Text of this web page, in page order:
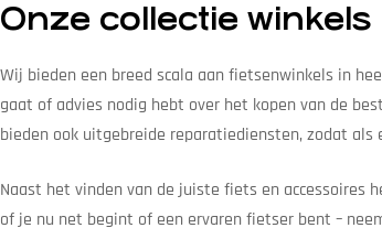
Onze collectie winkels
Wij bieden een breed scala aan fietsenwinkels in
gaat of advies nodig hebt over het kopen van de
bieden ook uitgebreide reparatiediensten, zodat
Naast het vinden van de juiste fiets en accessoires
of je nu net begint of een ervaren fietser bent –